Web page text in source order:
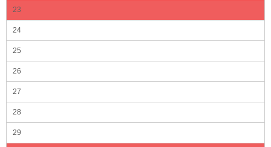
23
24
25
26
27
28
29